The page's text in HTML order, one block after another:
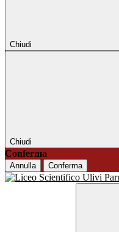
Chiudi
Chiudi
Conferma
Annulla Conferma